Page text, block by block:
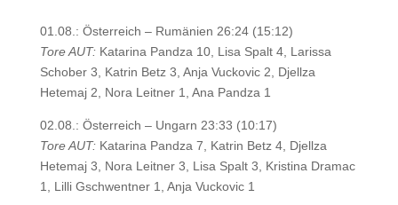
01.08.: Österreich – Rumänien 26:24 (15:12)
Tore AUT:Katarina Pandza 10, Lisa Spalt 4, Larissa
Schober 3, Katrin Betz 3, Anja Vuckovic 2, Djellza
Hetemaj 2, Nora Leitner 1, Ana Pandza 1
02.08.: Österreich – Ungarn 23:33 (10:17)
Tore AUT:Katarina Pandza 7, Katrin Betz 4, Djellza
Hetemaj 3, Nora Leitner 3, Lisa Spalt 3, Kristina Dramac
1, Lilli Gschwentner 1, Anja Vuckovic 1